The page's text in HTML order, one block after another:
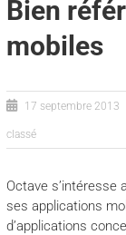
Bien
mobiles
17 septembre 2013
classé
Octave s’intéresse
ses applications
d’applications